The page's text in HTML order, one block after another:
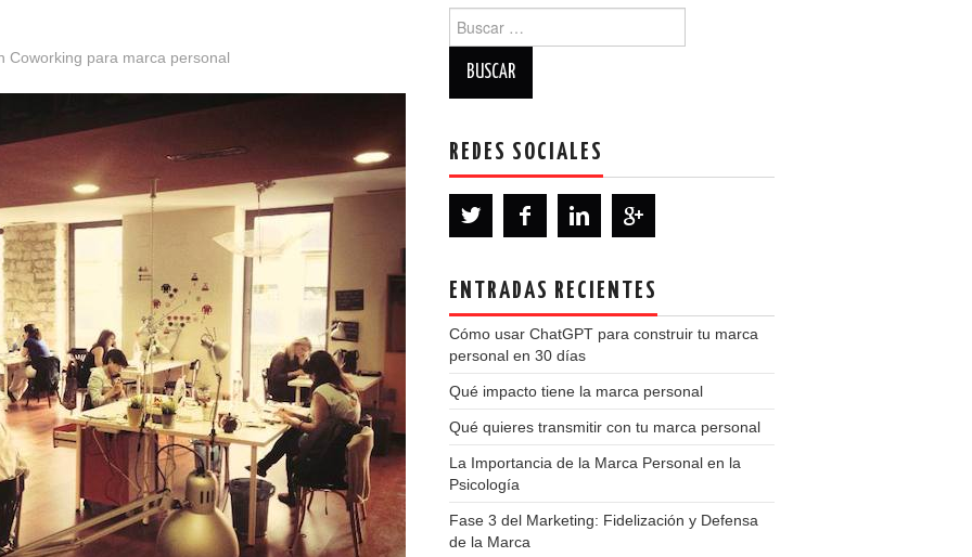
Coworking para marca personal
REDES SOCIALES
ENTRADAS RECIENTES
Cómo usar ChatGPT para construir tu marca
personal en 30 días
Qué impacto tiene la marca personal
Qué quieres transmitir con tu marca personal
La Importancia de la Marca Personal en la
Psicología
Fase 3 del Marketing: Fidelización y Defensa
de la Marca